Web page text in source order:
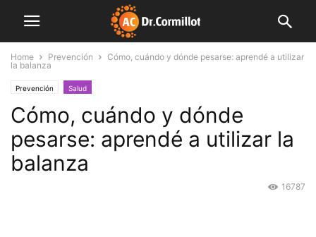
Home Prevención
Cómo, cuándo y dónde pesarse: aprendé a utilizar
la balanza
Prevención Salud
Cómo, cuándo y dónde
pesarse: aprendé a utilizar la
balanza
16787